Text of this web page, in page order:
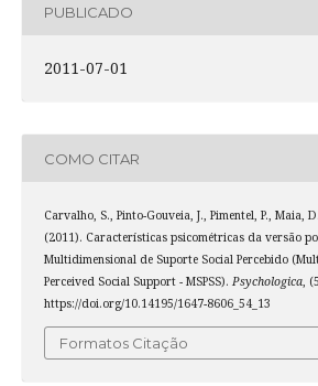
PUBLICADO
2011-07-01
COMO CITAR
Carvalho, S., Pinto-Gouveia, J., Pimentel, P., Maia,
(2011). Características psicométricas da versão
Multidimensional de Suporte Social Percebido
Perceived Social Support - MSPSS). Psychologica,
https://doi.org/10.14195/1647-8606_54_13
Formatos Citação